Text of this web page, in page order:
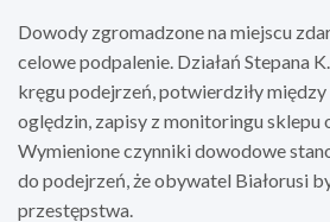
Dowody zgromadzone na miejscu
celowe podpalenie. Działań Stepana
kręgu podejrzeń, potwierdziły
oględzin, zapisy z monitoringu sklepu
Wymienione czynniki dowodowe
do podejrzeń, że obywatel Białorusi
przestępstwa.